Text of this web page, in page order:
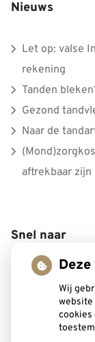
Nieuws
Let op: valse
rekening
Tanden
Gezond
Naar de
aftrekbaar zijn
Snel naar
Wij
website
cookies